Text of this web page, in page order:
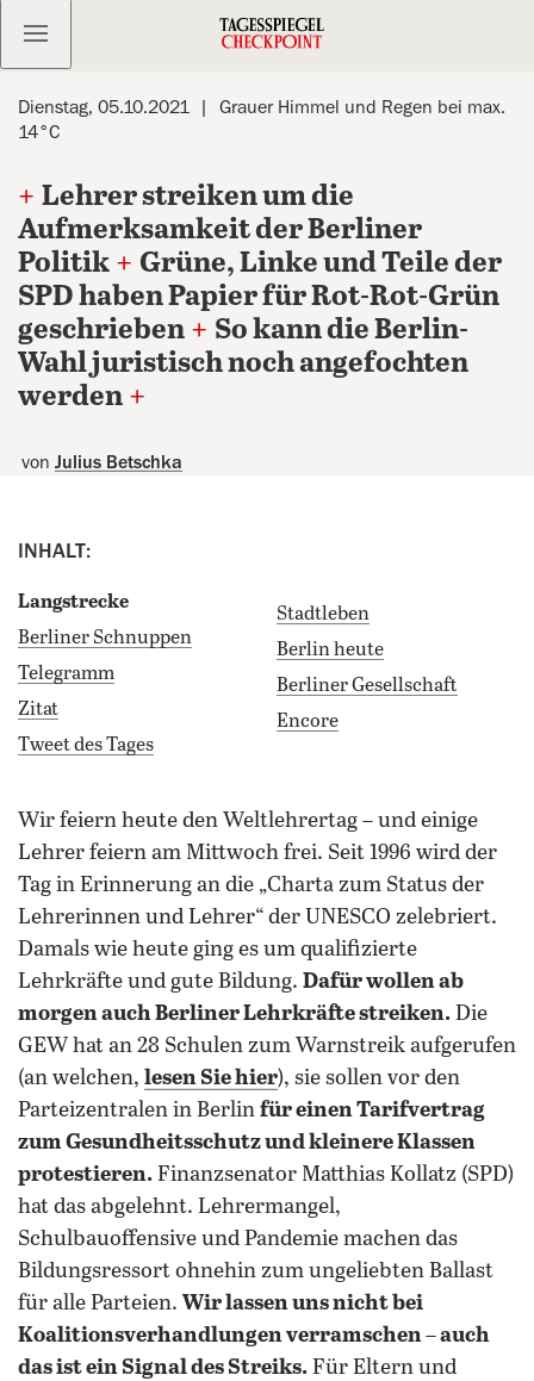
Kostenlos anmelden
Dienstag, 05.10.2021
Grauer Himmel und Regen bei max.
14°C
+ Lehrer streiken um die
Aufmerksamkeit der Berliner
Politik + Grüne, Linke und Teile der
SPD haben Papier für Rot-Rot-Grün
geschrieben + So kann die Berlin-
Wahl juristisch noch angefochten
werden +
von Julius Betschka
INHALT:
Langstrecke
Berliner Schnuppen
Telegramm
Zitat
Tweet des Tages
Stadtleben
Berlin heute
Berliner Gesellschaft
Encore
wir feiern heute den Weltlehrertag – und einige
Lehrer feiern am Mittwoch frei. Seit 1996 wird der
Tag in Erinnerung an die „Charta zum Status der
Lehrerinnen und Lehrer“ der UNESCO zelebriert.
Damals wie heute ging es um qualifizierte
Lehrkräfte und gute Bildung. Dafür wollen ab
morgen auch Berliner Lehrkräfte streiken. Die
GEW hat an 28 Schulen zum Warnstreik aufgerufen
(an welchen, lesen Sie hier), sie sollen vor den
Parteizentralen in Berlin für einen Tarifvertrag
zum Gesundheitsschutz und kleinere Klassen
protestieren. Finanzsenator Matthias Kollatz (SPD)
hat das abgelehnt. Lehrermangel,
Schulbauoffensive und Pandemie machen das
Bildungsressort ohnehin zum ungeliebten Ballast
für alle Parteien. Wir lassen uns nicht bei
Koalitionsverhandlungen verramschen – auch
das ist ein Signal des Streiks. Für Eltern und